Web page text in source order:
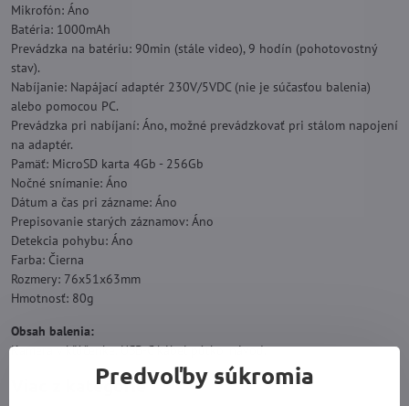
Mikrofón: Áno
Batéria: 1000mAh
Prevádzka na batériu: 90min (stále video), 9 hodín (pohotovostný
stav).
Nabíjanie: Napájací adaptér 230V/5VDC (nie je súčasťou balenia)
alebo pomocou PC.
Prevádzka pri nabíjaní: Áno, možné prevádzkovať pri stálom napojení
na adaptér.
Pamäť: MicroSD karta 4Gb - 256Gb
Nočné snímanie: Áno
Dátum a čas pri zázname: Áno
Prepisovanie starých záznamov: Áno
Detekcia pohybu: Áno
Farba: Čierna
Rozmery: 76x51x63mm
Hmotnosť: 80g
Obsah balenia:
Kamera v kľúčenke, USB-C kábel pútko, návod.
Viac z kategóriePredvoľby súkromia